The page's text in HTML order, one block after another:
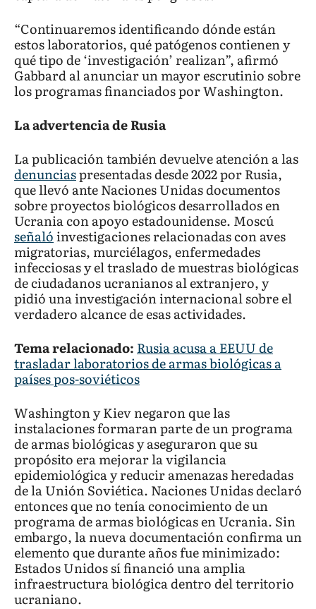
“Continuaremos identificando dónde están
estos laboratorios, qué patógenos contienen y
qué tipo de ‘investigación’ realizan”, afirmó
Gabbard al anunciar un mayor escrutinio sobre
los programas financiados por Washington.
La advertencia de Rusia
La publicación también devuelve atención a las
denunciaspresentadas desde 2022 por Rusia,
que llevó ante Naciones Unidas documentos
sobre proyectos biológicos desarrollados en
Ucrania con apoyo estadounidense. Moscú
señalóinvestigaciones relacionadas con aves
migratorias, murciélagos, enfermedades
infecciosas y el traslado de muestras biológicas
de ciudadanos ucranianos al extranjero, y
pidió una investigación internacional sobre el
verdadero alcance de esas actividades.
Tema relacionado: Rusia acusa a EEUU de
trasladar laboratorios de armas biológicas a
países pos-soviéticos
Washington y Kiev negaron que las
instalaciones formaran parte de un programa
de armas biológicas y aseguraron que su
propósito era mejorar la vigilancia
epidemiológica y reducir amenazas heredadas
de la Unión Soviética. Naciones Unidas declaró
entonces que no tenía conocimiento de un
programa de armas biológicas en Ucrania. Sin
embargo, la nueva documentación confirma un
elemento que durante años fue minimizado:
Estados Unidos sí financió una amplia
infraestructura biológica dentro del territorio
ucraniano.